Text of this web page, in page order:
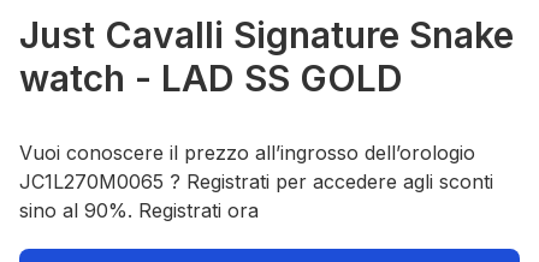
Just Cavalli Signature Snake
watch - LAD SS GOLD
Vuoi conoscere il prezzo all’ingrosso dell’orologio
JC1L270M0065 ? Registrati per accedere agli sconti
sino al 90%. Registrati ora